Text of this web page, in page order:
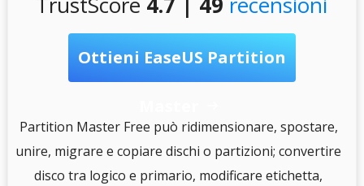
Ottieni EaseUS Partition
Partition Master Free può ridimensionare, spostare,
unire, migrare e copiare dischi o partizioni; convertire
disco tra logico e primario, modificare etichetta,